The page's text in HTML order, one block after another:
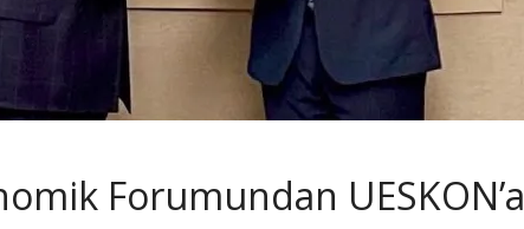
Forumundan UESKON’a